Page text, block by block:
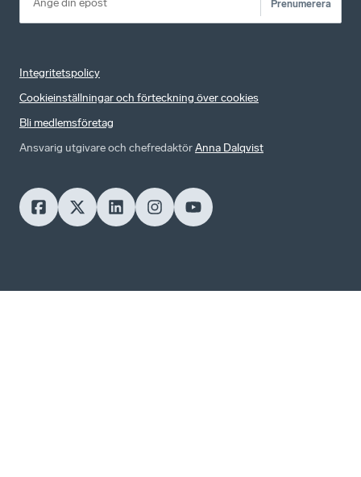
Prenumerera
Integritetspolicy
Cookieinställningar och förteckning över cookies
Bli medlemsföretag
Ansvarig utgivare och chefredaktörAnna Dalqvist